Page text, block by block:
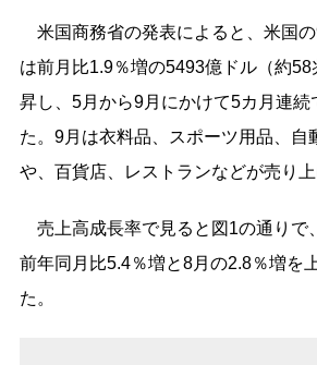
米国商務省の発表によると、米国
は前月比1.9％増の5493億ドル（約58
昇し、5月から9月にかけて5カ月連続
た。9月は衣料品、スポーツ用品、自
や、百貨店、レストランなどが売り上
売上高成長率で見ると図1の通りで
前年同月比5.4％増と8月の2.8％増を
た。